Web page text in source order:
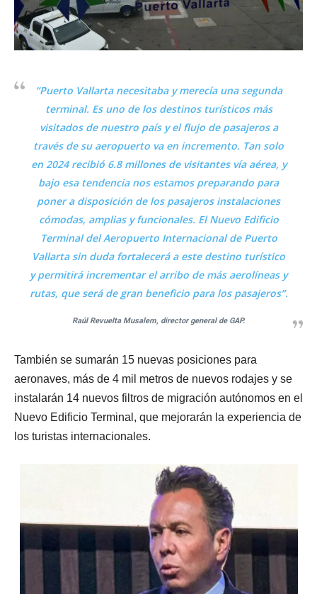
“Puerto Vallarta necesitaba y merecía una segunda
terminal. Es uno de los destinos turísticos más
visitados de nuestro país y el flujo de pasajeros a
través de su aeropuerto va en incremento. Tan solo
en 2024 recibió 6.8 millones de visitantes vía aérea, y
bajo esa tendencia nos estamos preparando para
poner a disposición de los pasajeros instalaciones
cómodas, amplias y funcionales. El Nuevo Edificio
Terminal del Aeropuerto Internacional de Puerto
Vallarta sin duda fortalecerá a este destino turístico
y permitirá incrementar el arribo de más aerolíneas y
rutas, que será de gran beneficio para los pasajeros”.
Raúl Revuelta Musalem, director general de GAP.
También se sumarán 15 nuevas posiciones para
aeronaves, más de 4 mil metros de nuevos rodajes y se
instalarán 14 nuevos filtros de migración autónomos en el
Nuevo Edificio Terminal, que mejorarán la experiencia de
los turistas internacionales.